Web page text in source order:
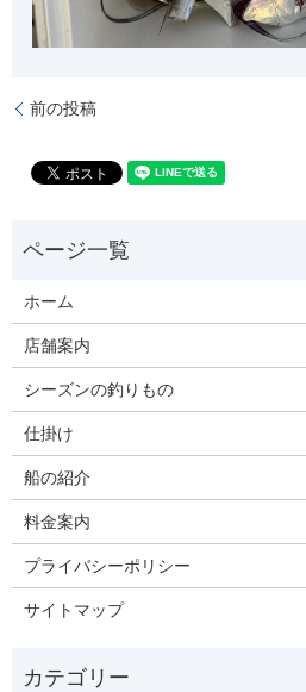
前の投稿
ホーム
店舗案内
シーズンの釣りもの
仕掛け
船の紹介
料金案内
プライバシーポリシー
サイトマップ